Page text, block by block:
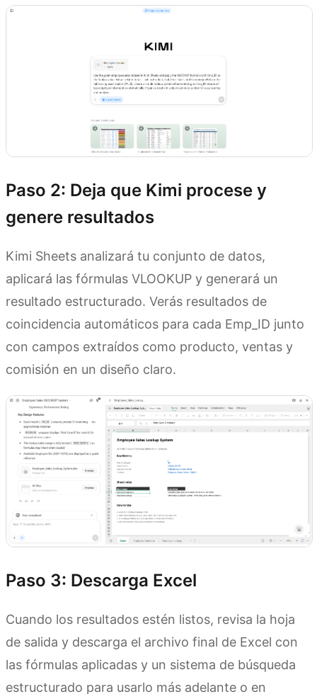
Paso 2: Deja que Kimi procese y
genere resultados
Kimi Sheets analizará tu conjunto de datos,
aplicará las fórmulas VLOOKUP y generará un
resultado estructurado. Verás resultados de
coincidencia automáticos para cada Emp_ID junto
con campos extraídos como producto, ventas y
comisión en un diseño claro.
Paso 3: Descarga Excel
Cuando los resultados estén listos, revisa la hoja
de salida y descarga el archivo final de Excel con
las fórmulas aplicadas y un sistema de búsqueda
estructurado para usarlo más adelante o en